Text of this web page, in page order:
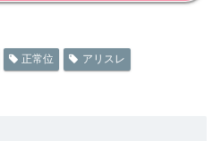
正常位
アリスレ